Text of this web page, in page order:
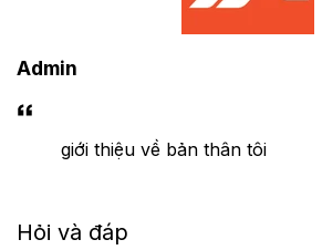
Admin
giới thiệu về bản thân tôi
Hỏi và đáp